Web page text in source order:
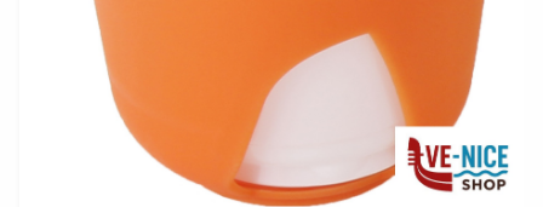
Garanzia del produttore
Gestione resi
Guida all’utilizzo del sito